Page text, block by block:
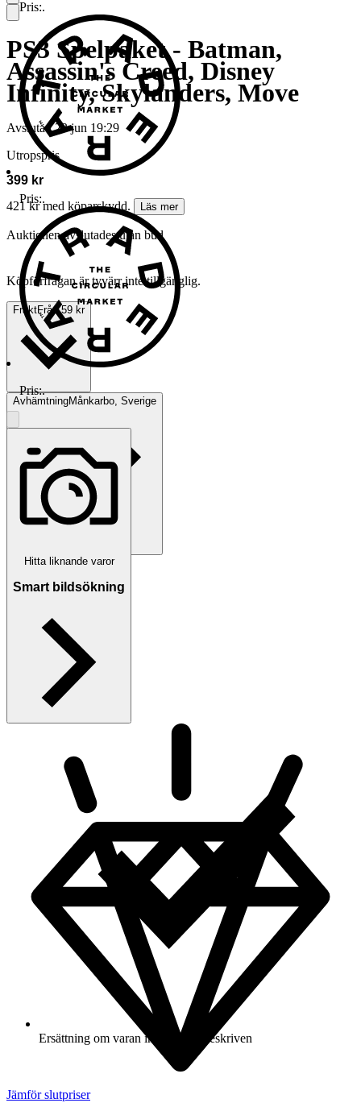
PS3 Spelpaket - Batman,
Assassin's Creed, Disney
Infinity, Skylanders, Move
Avslutad 23 jun 19:29
Utropspris
399 kr
421 kr med köparskydd.
Läs mer
Auktionen avslutades utan bud
Köpförfrågan är tyvärr inte tillgänglig.
FraktFrån 59 kr
AvhämtningMånkarbo, Sverige
BetalningVia Tradera
Traderas köparskydd
Ersättning om varan inte är som beskriven
Pris:.
Pris:.
Pris:.
Hitta liknande varor
Smart bildsökning
Jämför slutpriser